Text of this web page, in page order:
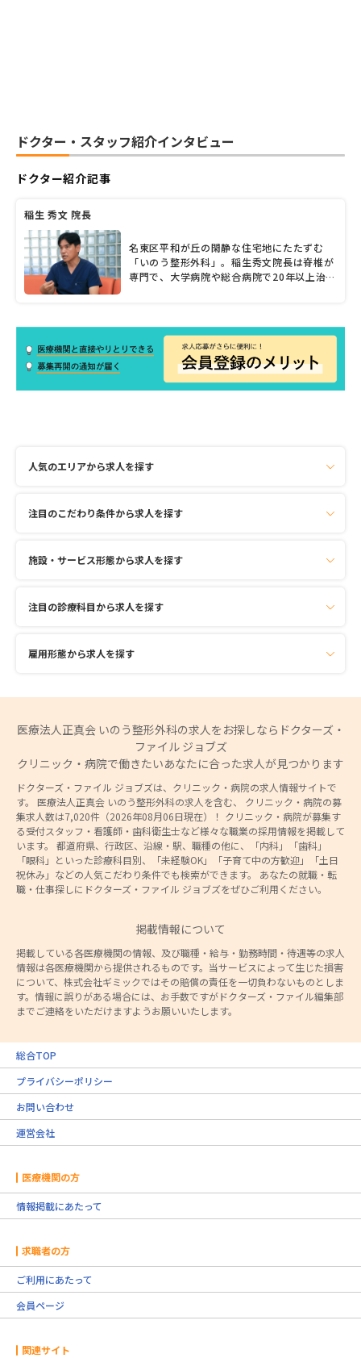
ドクター・スタッフ紹介インタビュー
ドクター紹介記事
稲生 秀文 院長
名東区平和が丘の閑静な住宅地にたたずむ
「いのう整形外科」。稲生秀文院長は脊椎が
専門で、大学病院や総合病院で20年以上治療
身を置いたことで患者との距離が前にも増し
て近くなったと話す。「診察では世間話やご
家族の話を聞くこともあります。これからは
『気軽に相談できる近所のお医者さん』をめ
ざしたいですね」と笑顔を見せる稲生院長。
に、診療に対するこだわりや患者への思いを
人気のエリアから求人を探す
注目のこだわり条件から求人を探す
施設・サービス形態から求人を探す
注目の診療科目から求人を探す
雇用形態から求人を探す
医療法人正真会 いのう整形外科の求人をお探しならドクターズ・
ファイル ジョブズ
クリニック・病院で働きたいあなたに合った求人が見つかります
ドクターズ・ファイル ジョブズは、クリニック・病院の求人情報サイトで
す。 医療法人正真会 いのう整形外科の求人を含む、 クリニック・病院の募
集求人数は7,020件（2026年08月06日現在）！ クリニック・病院が募集す
る受付スタッフ・看護師・歯科衛生士など様々な職業の採用情報を掲載して
います。 都道府県、行政区、沿線・駅、職種の他に、「内科」「歯科」
「眼科」といった診療科目別、「未経験OK」「子育て中の方歓迎」「土日
祝休み」などの人気こだわり条件でも検索ができます。 あなたの就職・転
職・仕事探しにドクターズ・ファイル ジョブズをぜひご利用ください。
掲載情報について
掲載している各医療機関の情報、及び職種・給与・勤務時間・待遇等の求人
情報は各医療機関から提供されるものです。当サービスによって生じた損害
について、株式会社ギミックではその賠償の責任を一切負わないものとしま
す。情報に誤りがある場合には、お手数ですがドクターズ・ファイル編集部
までご連絡をいただけますようお願いいたします。
総合TOP
プライバシーポリシー
お問い合わせ
運営会社
医療機関の方
情報掲載にあたって
求職者の方
ご利用にあたって
会員ページ
関連サイト